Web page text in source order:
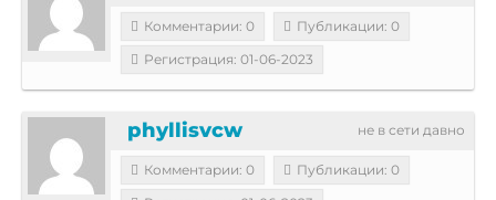
Комментарии: 0
Публикации: 0
Регистрация: 01-06-2023
не в сети давно
phyllisvcw
Комментарии: 0
Публикации: 0